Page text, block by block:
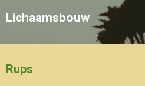
Lichaamsbouw
Rups